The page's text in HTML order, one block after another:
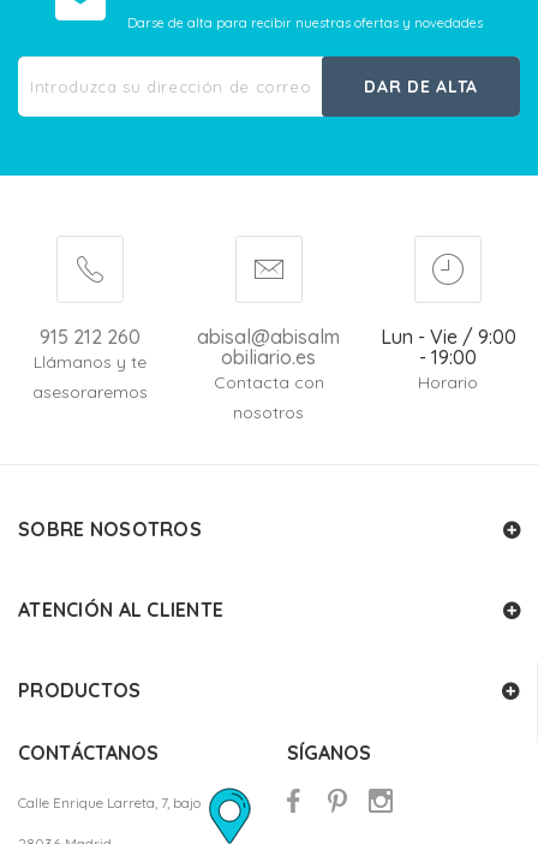
Darse de alta para recibir nuestras ofertas y novedades
DAR DE ALTA
915 212 260
Llámanos y te
asesoraremos
abisal@abisalm
obiliario.es
Contacta con
nosotros
Lun - Vie / 9:00
- 19:00
Horario
SOBRE NOSOTROS
ATENCIÓN AL CLIENTE
PRODUCTOS
CONTÁCTANOS
Calle Enrique Larreta, 7, bajo
SÍGANOS